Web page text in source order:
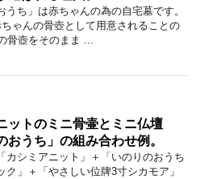
うち」は赤ちゃんの為の自宅墓です。
ゃんの骨壺として用意されることの
骨壺をそのまま ...
ットのミニ骨壷とミニ仏壇
おうち」の組み合わせ例。
カシミアニット」＋「いのりのおうち
ク」＋「やさしい位牌3寸シカモア」